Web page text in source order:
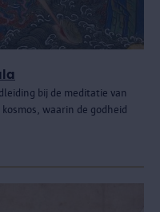
bij de meditatie van
waarin de godheid